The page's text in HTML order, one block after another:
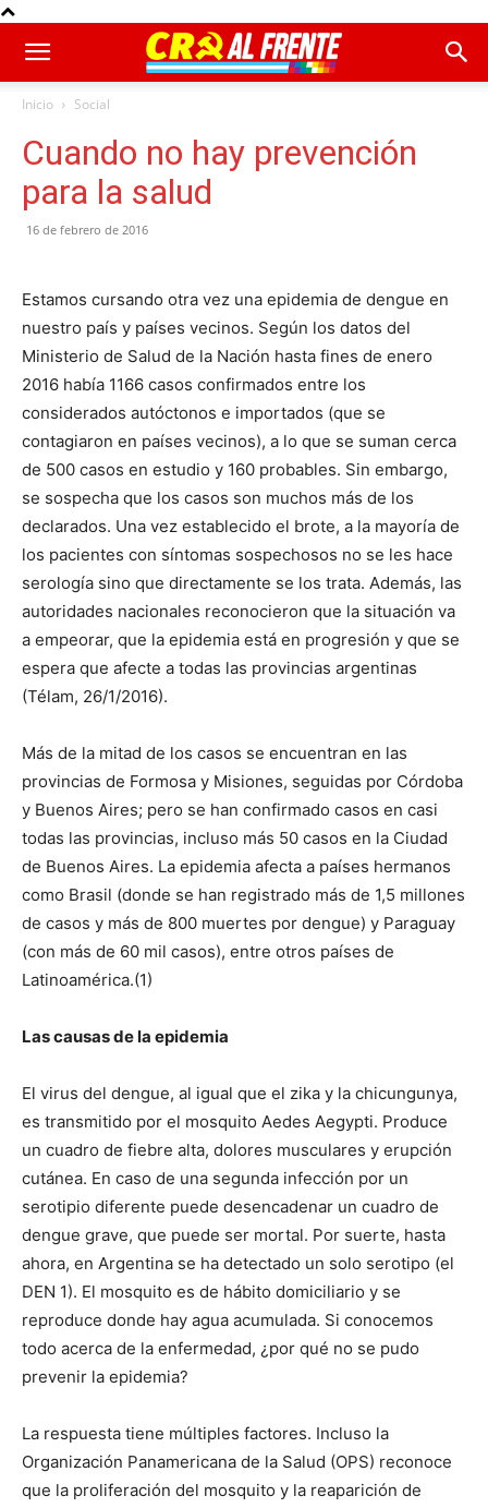
Inicio Social
Cuando no hay prevención
para la salud
16 de febrero de 2016
Estamos cursando otra vez una epidemia de dengue en
nuestro país y países vecinos. Según los datos del
Ministerio de Salud de la Nación hasta fines de enero
2016 había 1166 casos confirmados entre los
considerados autóctonos e importados (que se
contagiaron en países vecinos), a lo que se suman cerca
de 500 casos en estudio y 160 probables. Sin embargo,
se sospecha que los casos son muchos más de los
declarados. Una vez establecido el brote, a la mayoría de
los pacientes con síntomas sospechosos no se les hace
serología sino que directamente se los trata. Además, las
autoridades nacionales reconocieron que la situación va
a empeorar, que la epidemia está en progresión y que se
espera que afecte a todas las provincias argentinas
(Télam, 26/1/2016).
Más de la mitad de los casos se encuentran en las
provincias de Formosa y Misiones, seguidas por Córdoba
y Buenos Aires; pero se han confirmado casos en casi
todas las provincias, incluso más 50 casos en la Ciudad
de Buenos Aires. La epidemia afecta a países hermanos
como Brasil (donde se han registrado más de 1,5 millones
de casos y más de 800 muertes por dengue) y Paraguay
(con más de 60 mil casos), entre otros países de
Latinoamérica.(1)
Las causas de la epidemia
El virus del dengue, al igual que el zika y la chicungunya,
es transmitido por el mosquito Aedes Aegypti. Produce
un cuadro de fiebre alta, dolores musculares y erupción
cutánea. En caso de una segunda infección por un
serotipio diferente puede desencadenar un cuadro de
dengue grave, que puede ser mortal. Por suerte, hasta
ahora, en Argentina se ha detectado un solo serotipo (el
DEN 1). El mosquito es de hábito domiciliario y se
reproduce donde hay agua acumulada. Si conocemos
todo acerca de la enfermedad, ¿por qué no se pudo
prevenir la epidemia?
La respuesta tiene múltiples factores. Incluso la
Organización Panamericana de la Salud (OPS) reconoce
que la proliferación del mosquito y la reaparición de